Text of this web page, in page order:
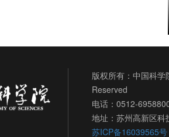
版权所有：中国科
Reserved
电话：0512-
地址：苏州高新区
苏ICP备16039565号